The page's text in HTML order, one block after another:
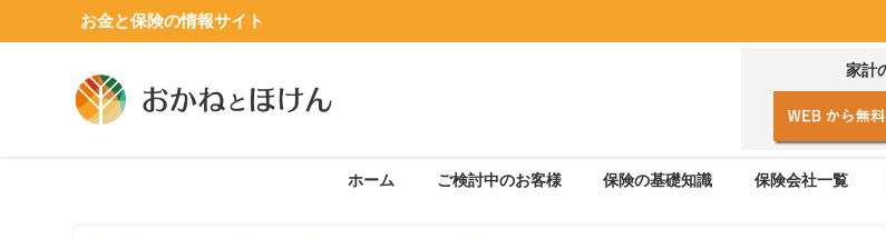
お金と保険の情報サイト
家計
ホーム ご検討中のお客様 保険の基礎知識 保険会社一覧